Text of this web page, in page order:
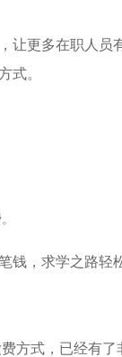
让更多在职人员
式。
钱，求学之路轻
方式，已经有